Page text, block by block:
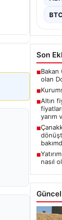
BTC
Son
■Bakan
olan
■
■Altın
yarım
■
■
nasıl
Güncel